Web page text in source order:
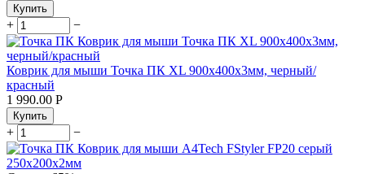
Купить
+ −
Коврик для мыши Точка ПК XL 900x400x3мм, черный/
красный
1 990.00 Р
Купить
+ −